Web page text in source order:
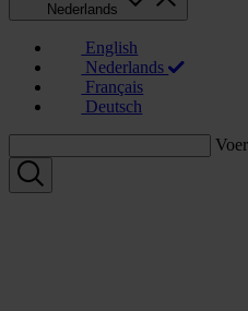
Nederlands
English
Nederlands
Français
Deutsch